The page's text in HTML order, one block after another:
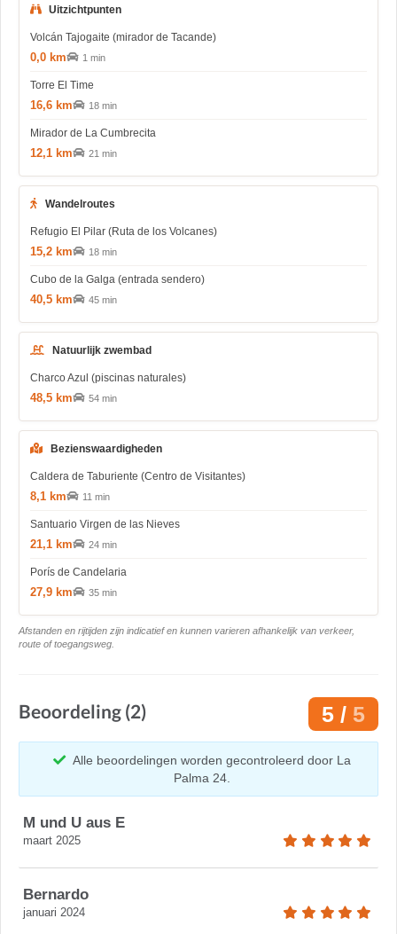
Uitzichtpunten
Volcán Tajogaite (mirador de Tacande)
0,0 km 1 min
Torre El Time
16,6 km 18 min
Mirador de La Cumbrecita
12,1 km 21 min
Wandelroutes
Refugio El Pilar (Ruta de los Volcanes)
15,2 km 18 min
Cubo de la Galga (entrada sendero)
40,5 km 45 min
Natuurlijk zwembad
Charco Azul (piscinas naturales)
48,5 km 54 min
Bezienswaardigheden
Caldera de Taburiente (Centro de Visitantes)
8,1 km 11 min
Santuario Virgen de las Nieves
21,1 km 24 min
Porís de Candelaria
27,9 km 35 min
Afstanden en rijtijden zijn indicatief en kunnen varieren afhankelijk van verkeer,
route of toegangsweg.
Beoordeling (2) 5 / 5
Alle beoordelingen worden gecontroleerd door La
Palma 24.
M und U aus E
maart 2025
Bernardo
januari 2024